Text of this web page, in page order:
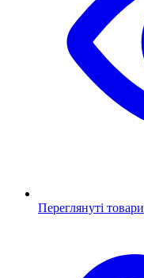
Переглянуті товари